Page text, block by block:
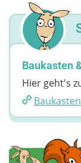
Baukasten
Hier geht's